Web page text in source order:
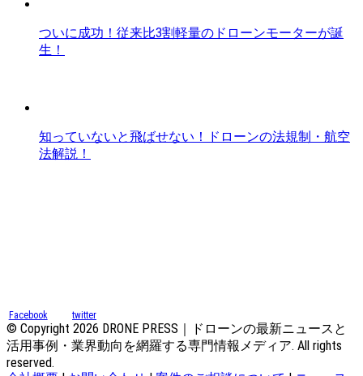
ついに成功！従来比3割軽量のドローンモーターが誕
生！
知っていないと飛ばせない！ドローンの法規制・航空
法解説！
Facebook twitter
© Copyright 2026 DRONE PRESS｜ドローンの最新ニュースと
活用事例・業界動向を網羅する専門情報メディア. All rights
reserved.